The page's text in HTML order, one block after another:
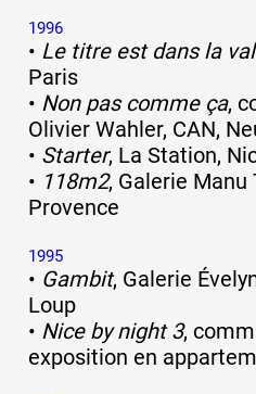
1996
• Le titre est dans la
Paris
• Non pas comme ça,
Olivier Wahler, CAN,
• Starter, La Station,
• 118m2, Galerie Manu
Provence
1995
• Gambit, Galerie
Loup
• Nice by night 3,
exposition en